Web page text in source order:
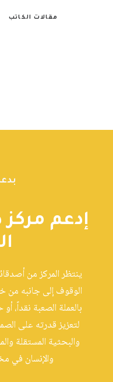
مقالات الكاتب
إدعم
ينتظر المركز من
الوقوف إلى جانبه من
بالعملة الصعبة نقداً،
لتعزيز قدرته على
والبحثية المستقلة
والإنسان في